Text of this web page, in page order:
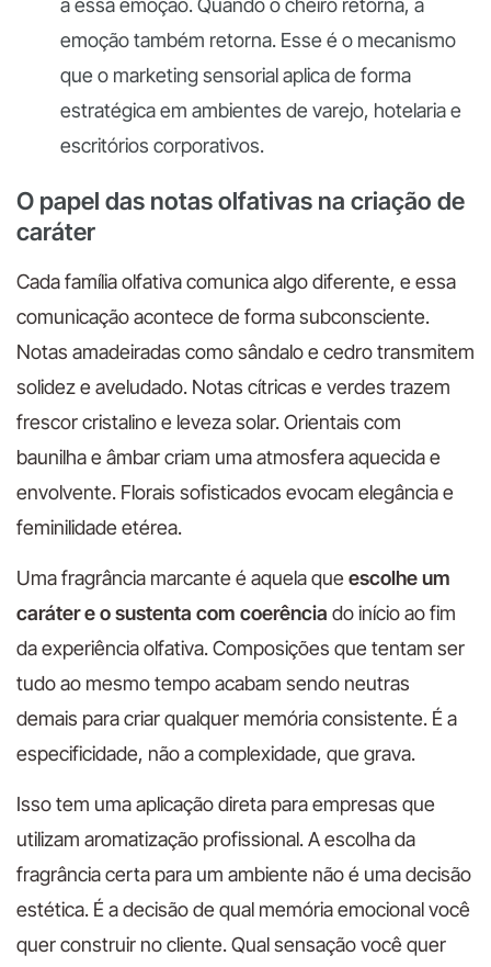
emoção também retorna. Esse é o mecanismo
que o marketing sensorial aplica de forma
estratégica em ambientes de varejo, hotelaria e
escritórios corporativos.
O papel das notas olfativas na criação de
caráter
Cada família olfativa comunica algo diferente, e essa
comunicação acontece de forma subconsciente.
Notas amadeiradas como sândalo e cedro transmitem
solidez e aveludado. Notas cítricas e verdes trazem
frescor cristalino e leveza solar. Orientais com
baunilha e âmbar criam uma atmosfera aquecida e
envolvente. Florais sofisticados evocam elegância e
feminilidade etérea.
Uma fragrância marcante é aquela que escolhe um
caráter e o sustenta com coerência do início ao fim
da experiência olfativa. Composições que tentam ser
tudo ao mesmo tempo acabam sendo neutras
demais para criar qualquer memória consistente. É a
especificidade, não a complexidade, que grava.
Isso tem uma aplicação direta para empresas que
utilizam aromatização profissional. A escolha da
fragrância certa para um ambiente não é uma decisão
estética. É a decisão de qual memória emocional você
quer construir no cliente. Qual sensação você quer